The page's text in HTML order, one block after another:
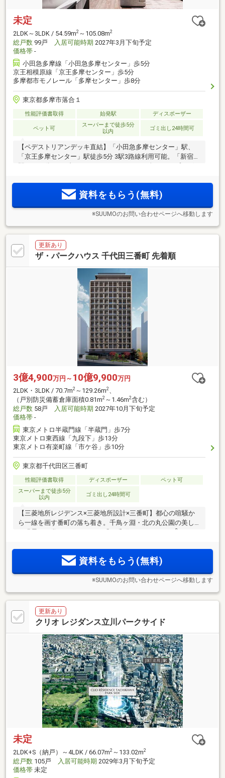
未定
2LDK～3LDK / 54.59m2 ～105.08m2
総戸数 99戸 入居可能時期 2027年3月下旬予定
価格帯 -
小田急多摩線「小田急多摩センター」歩5分
京王相模原線「京王多摩センター」歩5分
多摩都市モノレール「多摩センター」歩8分
東京都多摩市落合１
性能評価書取得 始発駅 ディスポーザー
ペット可
スーパーまで徒歩5分
以内
ゴミ出し24時間可
【ペデストリアンデッキ直結】「小田急多摩センター」駅、
「京王多摩センター」駅徒歩5分 3駅3路線利用可能。「新宿」
スペースなど共用施設も充実。各戸専用宅配ボックス付き
資料をもらう(無料)
※SUUMOのお問い合わせページへ移動します
更新あり
ザ・パークハウス 千代田三番町 先着順
3億4,900万円～ 10億9,900万円
2LDK・3LDK / 70.7m2 ～129.26m2、
（戸別防災備蓄倉庫面積0.81m2 ～1.46m2含む）
総戸数 58戸 入居可能時期 2027年10月下旬予定
価格帯 -
東京メトロ半蔵門線「半蔵門」歩7分
東京メトロ東西線「九段下」歩13分
東京メトロ有楽町線「市ケ谷」歩10分
東京都千代田区三番町
性能評価書取得 ディスポーザー
ペット可
スーパーまで徒歩5分
以内
ゴミ出し24時間可
【三菱地所レジデンス×三菱地所設計×三番町】都心の喧騒か
ら一線を画す番町の落ち着き。千鳥ヶ淵・北の丸公園の美し
2
の利便性。
資料をもらう(無料)
※SUUMOのお問い合わせページへ移動します
更新あり
クリオ レジダンス立川パークサイド
未定
2LDK+S（納戸）～4LDK / 66.07m2 ～133.02m2
総戸数 105戸 入居可能時期 2029年3月下旬予定
価格帯 未定